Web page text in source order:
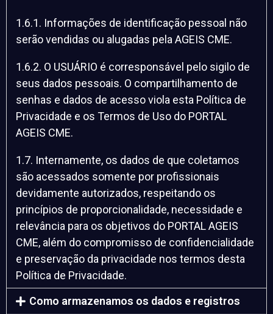
1.6.1. Informações de identificação pessoal não
serão vendidas ou alugadas pela AGEIS CME.
1.6.2. O USUÁRIO é corresponsável pelo sigilo de
seus dados pessoais. O compartilhamento de
senhas e dados de acesso viola esta Política de
Privacidade e os Termos de Uso do PORTAL
AGEIS CME.
1.7. Internamente, os dados de que coletamos
são acessados somente por profissionais
devidamente autorizados, respeitando os
princípios de proporcionalidade, necessidade e
relevância para os objetivos do PORTAL AGEIS
CME, além do compromisso de confidencialidade
e preservação da privacidade nos termos desta
Política de Privacidade.
Como armazenamos os dados e registros